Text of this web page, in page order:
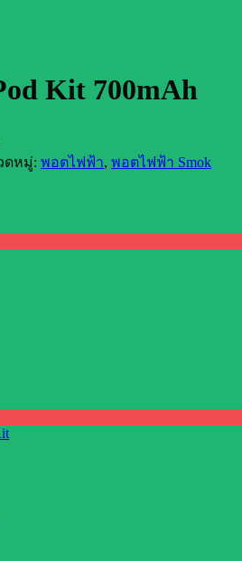
Kit 700mAh
ดหมู่: พอตไฟฟ้า, พอตไฟฟ้า Smok